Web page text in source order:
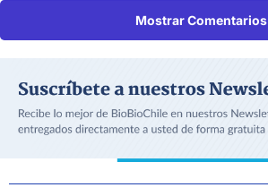
Mostrar Comentarios